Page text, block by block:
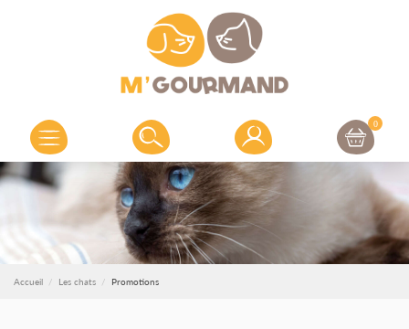
0
Accueil Les chats Promotions